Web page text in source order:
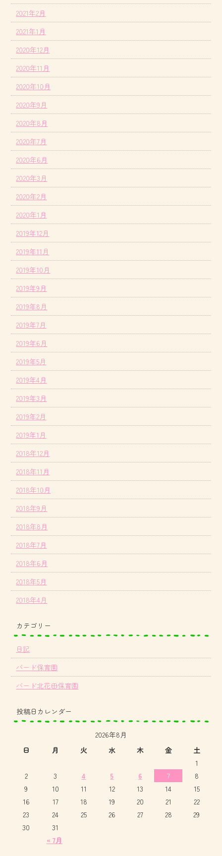
2021年2月
2021年1月
2020年12月
2020年11月
2020年10月
2020年9月
2020年8月
2020年7月
2020年6月
2020年3月
2020年2月
2020年1月
2019年12月
2019年11月
2019年10月
2019年9月
2019年8月
2019年7月
2019年6月
2019年5月
2019年4月
2019年3月
2019年2月
2019年1月
2018年12月
2018年11月
2018年10月
2018年9月
2018年8月
2018年7月
2018年6月
2018年5月
2018年4月
カテゴリー
日記
バード保育園
バード北花田保育園
投稿日カレンダー
2026年8月
日
月 火 水 木 金 土
« 7月
1
2
3 4 5 6 7
8
9
10 11 12 13 14
15
16
17 18 19 20 21
22
23
24 25 26 27 28
29
30
31